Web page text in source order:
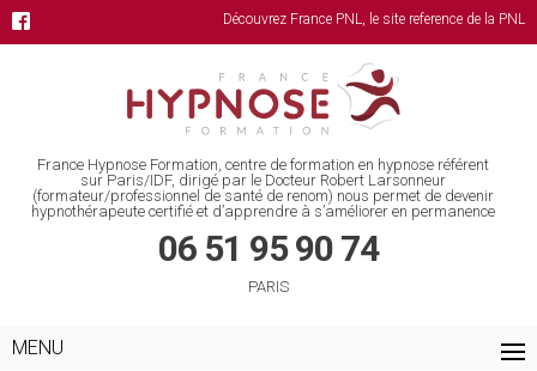
Découvrez France PNL, le site reference de la PNL
France Hypnose Formation, centre de formation en hypnose référent
sur Paris/IDF, dirigé par le Docteur Robert Larsonneur
(formateur/professionnel de santé de renom) nous permet de devenir
hypnothérapeute certifié et d’apprendre à s’améliorer en permanence
06 51 95 90 74
PARIS
MENU